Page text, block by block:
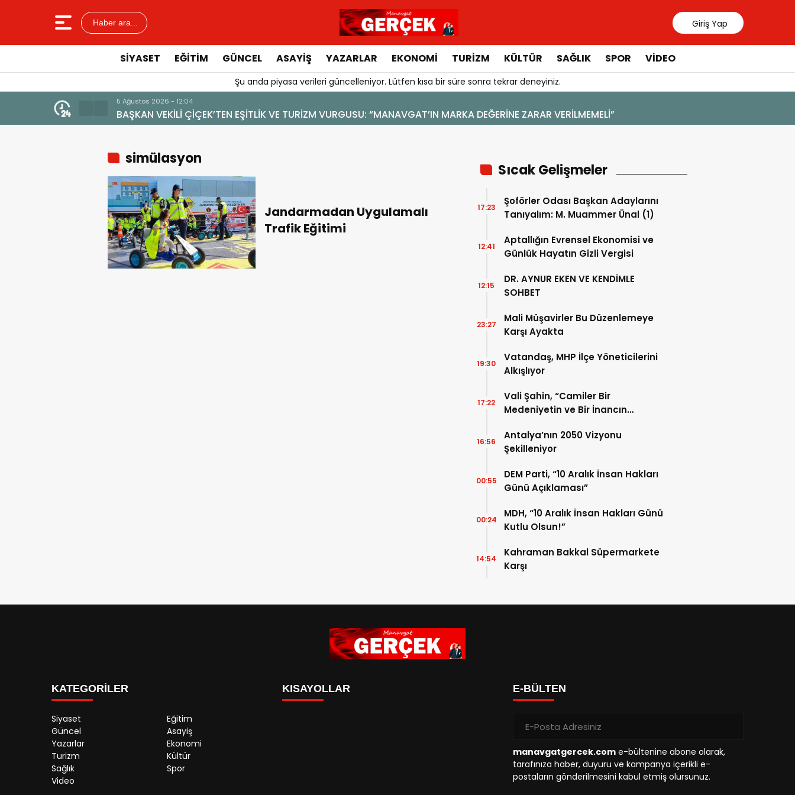
Haber ara... Giriş Yap
SIYASET EĞITIM GÜNCEL ASAYIŞ YAZARLAR EKONOMI TURIZM KÜLTÜR SAĞLIK SPOR VIDEO
Şu anda piyasa verileri güncelleniyor. Lütfen kısa bir süre sonra tekrar deneyiniz.
ZARAR VERİLMEMELİ” YENİ BİR DİN: SOSYAL MEDYA
simülasyon
Jandarmadan Uygulamalı
Trafik Eğitimi
Sıcak Gelişmeler
Şoförler Odası Başkan Adaylarını
Tanıyalım: M. Muammer Ünal (1)
17:23
Aptallığın Evrensel Ekonomisi ve
Günlük Hayatın Gizli Vergisi
12:41
DR. AYNUR EKEN VE KENDİMLE
SOHBET
12:15
Mali Müşavirler Bu Düzenlemeye
Karşı Ayakta
23:27
Vatandaş, MHP İlçe Yöneticilerini
Alkışlıyor
19:30
Vali Şahin, “Camiler Bir
Medeniyetin ve Bir İnancın
17:22
Antalya’nın 2050 Vizyonu
Şekilleniyor
16:56
DEM Parti, “10 Aralık İnsan Hakları
Günü Açıklaması”
00:55
MDH, “10 Aralık İnsan Hakları Günü
Kutlu Olsun!”
00:24
Kahraman Bakkal Süpermarkete
Karşı
14:54
KATEGORİLER
Siyaset
Eğitim
Güncel
Asayiş
Yazarlar
Ekonomi
Turizm
Kültür
Sağlık
Spor
Video
KISAYOLLAR E-BÜLTEN
manavgatgercek.com e-bültenine abone olarak,
tarafınıza haber, duyuru ve kampanya içerikli e-
postaların gönderilmesini kabul etmiş olursunuz.